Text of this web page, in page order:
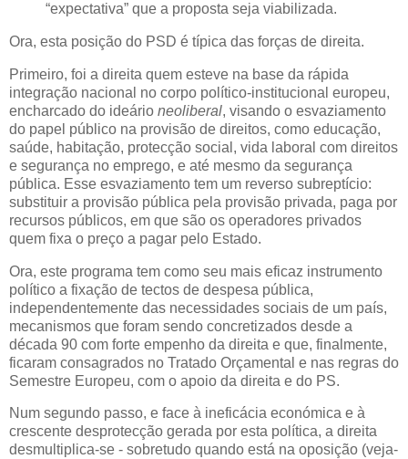
“expectativa” que a proposta seja viabilizada.
Ora, esta posição do PSD é típica das forças de direita.
Primeiro, foi a direita quem esteve na base da rápida
integração nacional no corpo político-institucional europeu,
encharcado do ideário neoliberal, visando o esvaziamento
do papel público na provisão de direitos, como educação,
saúde, habitação, protecção social, vida laboral com direitos
e segurança no emprego, e até mesmo da segurança
pública. Esse esvaziamento tem um reverso subreptício:
substituir a provisão pública pela provisão privada, paga por
recursos públicos, em que são os operadores privados
quem fixa o preço a pagar pelo Estado.
Ora, este programa tem como seu mais eficaz instrumento
político a fixação de tectos de despesa pública,
independentemente das necessidades sociais de um país,
mecanismos que foram sendo concretizados desde a
década 90 com forte empenho da direita e que, finalmente,
ficaram consagrados no Tratado Orçamental e nas regras do
Semestre Europeu, com o apoio da direita e do PS.
Num segundo passo, e face à ineficácia económica e à
crescente desprotecção gerada por esta política, a direita
desmultiplica-se - sobretudo quando está na oposição (veja-